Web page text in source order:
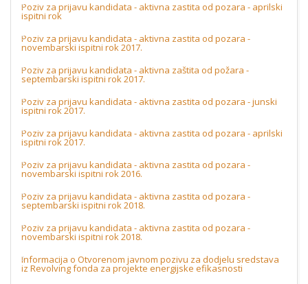
Poziv za prijavu kandidata - aktivna zastita od pozara - aprilski
ispitni rok
Poziv za prijavu kandidata - aktivna zastita od pozara -
novembarski ispitni rok 2017.
Poziv za prijavu kandidata - aktivna zaštita od požara -
septembarski ispitni rok 2017.
Poziv za prijavu kandidata - aktivna zastita od pozara - junski
ispitni rok 2017.
Poziv za prijavu kandidata - aktivna zastita od pozara - aprilski
ispitni rok 2017.
Poziv za prijavu kandidata - aktivna zastita od pozara -
novembarski ispitni rok 2016.
Poziv za prijavu kandidata - aktivna zastita od pozara -
septembarski ispitni rok 2018.
Poziv za prijavu kandidata - aktivna zastita od pozara -
novembarski ispitni rok 2018.
Informacija o Otvorenom javnom pozivu za dodjelu sredstava
iz Revolving fonda za projekte energijske efikasnosti